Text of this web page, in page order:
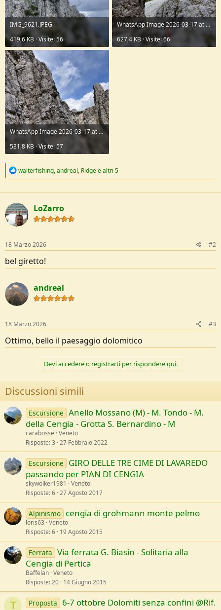
IMG_9621.JPEG
419,6 KB · Visite: 56
WhatsApp Image 2026-03-17 at 22.38.26(2).jpeg
627,4 KB · Visite: 66
WhatsApp Image 2026-03-17 at 22.38.52.jpeg
531,8 KB · Visite: 57
R
c
t
i
o
n
:
walterfishing,andreal, Ridgee altri 5
LoZarro
18 Marzo 2026 #2
bel giretto!
andreal
18 Marzo 2026 #3
Ottimo, bello il paesaggio dolomitico
Devi accedere o registrarti per rispondere qui.
Discussioni simili
Escursione Anello Mossano (M) - M. Tondo - M.
della Cengia - Grotta S. Bernardino - M
carabosse Veneto
Risposte 3 27 Febbraio 2022
Escursione
GIRO DELLE TRE CIME DI LAVAREDO
passando per PIAN DI CENGIA
skywolker1981
Veneto
Risposte 6 27 Agosto 2017
Alpinismo cengia di grohmann monte pelmo
loris63 Veneto
Risposte 6 19 Agosto 2015
Ferrata Via ferrata G. Biasin - Solitaria alla
Cengia di Pertica
Baffelan Veneto
Risposte 20 14 Giugno 2015
T Proposta
6-7 ottobre Dolomiti senza confini @Rif.